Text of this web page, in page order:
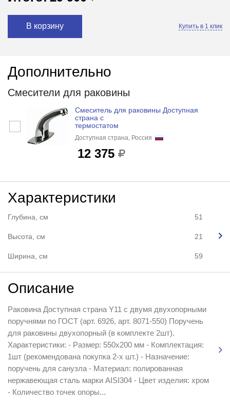
В корзину Купить в 1 клик
Дополнительно
Смесители для раковины
Смеситель для раковины Доступная
страна с
термостатом
Доступная страна, Россия
12 375
Характеристики
Глубина, см 51
Высота, см 21
Ширина, см 59
Описание
Раковина Доступная страна Y11 с двумя двухопорными
поручнями по ГОСТ (арт. 6926, арт. 8071-550) Поручень
для раковины двухопорный (в комплекте 2шт).
Характеристики: - Размер: 550х200 мм - Комплектация:
1шт (рекомендована покупка 2‑х шт.) - Назначение:
поручень для санузла - Материал: полированная
нержавеющая сталь марки AISI304 - Цвет изделия: хром
- Количество точек опоры...